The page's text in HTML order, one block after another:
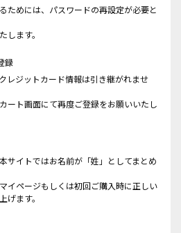
ためには、パスワードの再設定が必要と
します。
録
レジットカード情報は引き継がれませ
ート画面にて再度ご登録をお願いいたし
サイトではお名前が「姓」としてまとめ
イページもしくは初回ご購入時に正しい
げます。